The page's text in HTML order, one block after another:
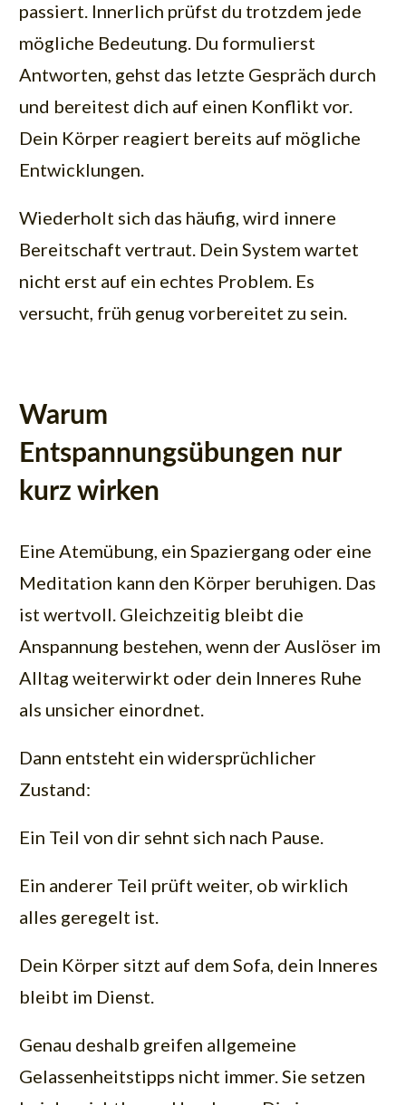
passiert. Innerlich prüfst du trotzdem jede
mögliche Bedeutung. Du formulierst
Antworten, gehst das letzte Gespräch durch
und bereitest dich auf einen Konflikt vor.
Dein Körper reagiert bereits auf mögliche
Entwicklungen.
Wiederholt sich das häufig, wird innere
Bereitschaft vertraut. Dein System wartet
nicht erst auf ein echtes Problem. Es
versucht, früh genug vorbereitet zu sein.
Warum
Entspannungsübungen nur
kurz wirken
Eine Atemübung, ein Spaziergang oder eine
Meditation kann den Körper beruhigen. Das
ist wertvoll. Gleichzeitig bleibt die
Anspannung bestehen, wenn der Auslöser im
Alltag weiterwirkt oder dein Inneres Ruhe
als unsicher einordnet.
Dann entsteht ein widersprüchlicher
Zustand:
Ein Teil von dir sehnt sich nach Pause.
Ein anderer Teil prüft weiter, ob wirklich
alles geregelt ist.
Dein Körper sitzt auf dem Sofa, dein Inneres
bleibt im Dienst.
Genau deshalb greifen allgemeine
Gelassenheitstipps nicht immer. Sie setzen